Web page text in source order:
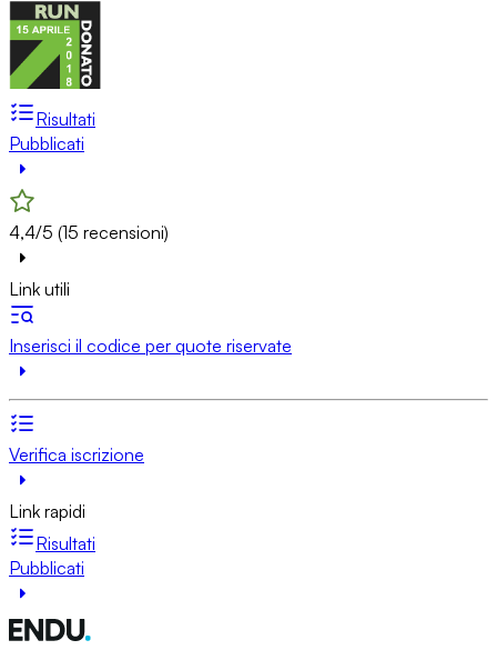
Risultati
Pubblicati
4,4/5 (15 recensioni)
Link utili
Inserisci il codice per quote riservate
Verifica iscrizione
Link rapidi
Risultati
Pubblicati